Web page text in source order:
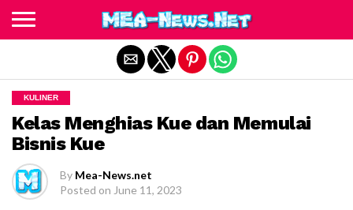
KULINER
Kelas Menghias Kue dan Memulai
Bisnis Kue
By Mea-News.net
Posted on June 11, 2023
Exit mobile version